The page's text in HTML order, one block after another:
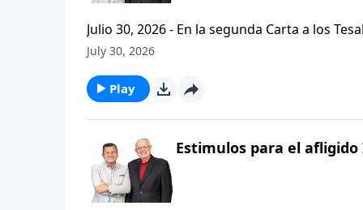
Julio 30, 2026 - En la segunda Carta a los
permanezcan firmes y aferrados a las
del mensaje que comenzamos hace un par
July 30, 2026
Play
Estimulos para el